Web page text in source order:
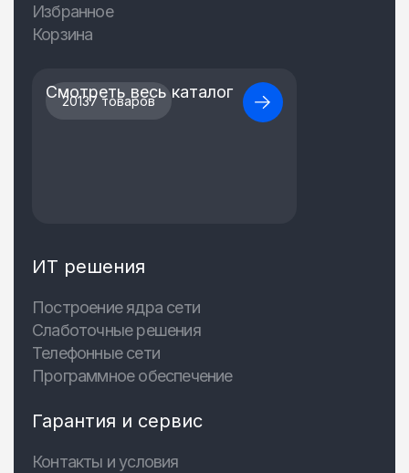
Избранное
Корзина
20137 товаров
Смотреть весь каталог
ИТ решения
Построение ядра сети
Слаботочные решения
Телефонные сети
Программное обеспечение
Гарантия и сервис
Контакты и условия